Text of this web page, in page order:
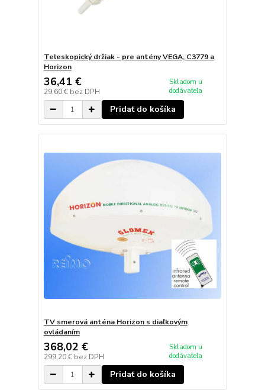
Teleskopický držiak - pre antény VEGA, C3779 a
Horizon
36,41 €
29,60 € bez DPH
Skladom u
dodávateľa
Pridať do košíka
TV smerová anténa Horizon s diaľkovým
ovládaním
368,02 €
299,20 € bez DPH
Skladom u
dodávateľa
Pridať do košíka